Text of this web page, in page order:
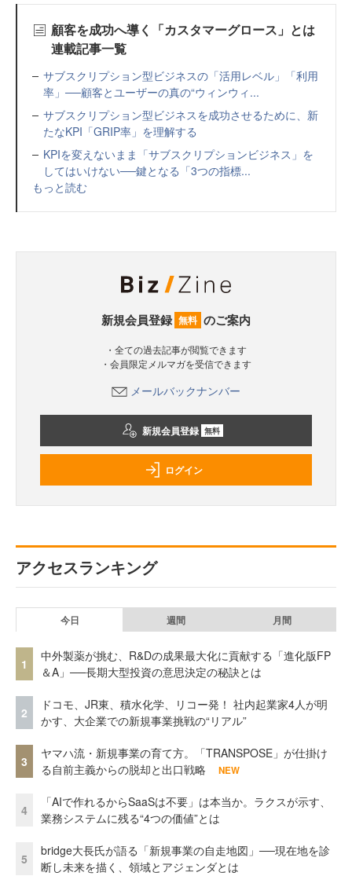
顧客を成功へ導く「カスタマーグロース」とは
連載記事一覧
サブスクリプション型ビジネスの「活用レベル」「利用
率」──顧客とユーザーの真の“ウィンウィ...
サブスクリプション型ビジネスを成功させるために、新
たなKPI「GRIP率」を理解する
KPIを変えないまま「サブスクリプションビジネス」を
してはいけない──鍵となる「3つの指標...
もっと読む
新規会員登録 無料 のご案内
・全ての過去記事が閲覧できます
・会員限定メルマガを受信できます
メールバックナンバー
新規会員登録 無料
ログイン
アクセスランキング
今日 週間 月間
1
中外製薬が挑む、R&Dの成果最大化に貢献する「進化版FP
＆A」──長期大型投資の意思決定の秘訣とは
2
ドコモ、JR東、積水化学、リコー発！ 社内起業家4人が明
かす、大企業での新規事業挑戦の“リアル”
3
ヤマハ流・新規事業の育て方。「TRANSPOSE」が仕掛け
る自前主義からの脱却と出口戦略
NEW
4
「AIで作れるからSaaSは不要」は本当か。ラクスが示す、
業務システムに残る“4つの価値”とは
5
bridge大長氏が語る「新規事業の自走地図」──現在地を診
断し未来を描く、領域とアジェンダとは